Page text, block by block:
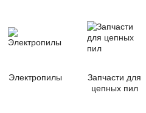
Электропилы
Запчасти для
цепных пил